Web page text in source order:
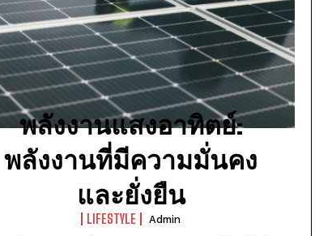
พลังงานแสงอาทิตย์:
พลังงานที่มีความมั่นคง
และยั่งยืน
LIFESTYLE Admin